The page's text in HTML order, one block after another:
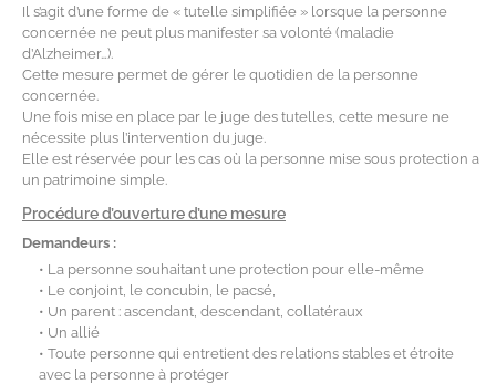
Il s’agit d’une forme de « tutelle simplifiée » lorsque la personne
concernée ne peut plus manifester sa volonté (maladie
d’Alzheimer…).
Cette mesure permet de gérer le quotidien de la personne
concernée.
Une fois mise en place par le juge des tutelles, cette mesure ne
nécessite plus l’intervention du juge.
Elle est réservée pour les cas où la personne mise sous protection a
un patrimoine simple.
Procédure d’ouverture d’une mesure
Demandeurs :
• La personne souhaitant une protection pour elle-même
• Le conjoint, le concubin, le pacsé,
• Un parent : ascendant, descendant, collatéraux
• Un allié
• Toute personne qui entretient des relations stables et étroite
avec la personne à protéger